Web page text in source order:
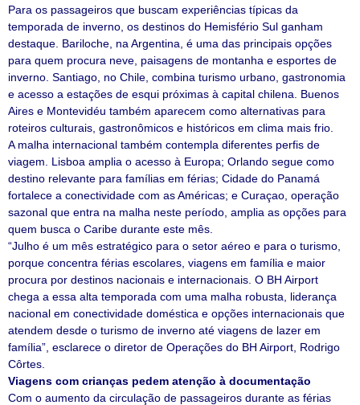
Para os passageiros que buscam experiências típicas da
temporada de inverno, os destinos do Hemisfério Sul ganham
destaque. Bariloche, na Argentina, é uma das principais opções
para quem procura neve, paisagens de montanha e esportes de
inverno. Santiago, no Chile, combina turismo urbano, gastronomia
e acesso a estações de esqui próximas à capital chilena. Buenos
Aires e Montevidéu também aparecem como alternativas para
roteiros culturais, gastronômicos e históricos em clima mais frio.
A malha internacional também contempla diferentes perfis de
viagem. Lisboa amplia o acesso à Europa; Orlando segue como
destino relevante para famílias em férias; Cidade do Panamá
fortalece a conectividade com as Américas; e Curaçao, operação
sazonal que entra na malha neste período, amplia as opções para
quem busca o Caribe durante este mês.
“Julho é um mês estratégico para o setor aéreo e para o turismo,
porque concentra férias escolares, viagens em família e maior
procura por destinos nacionais e internacionais. O BH Airport
chega a essa alta temporada com uma malha robusta, liderança
nacional em conectividade doméstica e opções internacionais que
atendem desde o turismo de inverno até viagens de lazer em
família”, esclarece o diretor de Operações do BH Airport, Rodrigo
Côrtes.
Viagens com crianças pedem atenção à documentação
Com o aumento da circulação de passageiros durante as férias